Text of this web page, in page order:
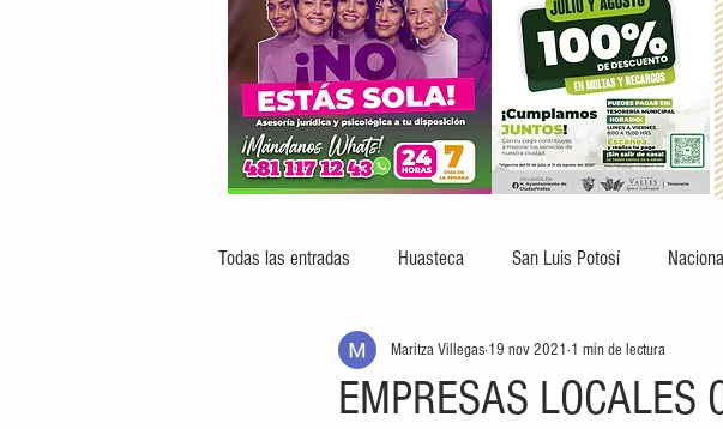
Todas las entradas Huasteca San Luis Potosí
EMPRESAS LOCALES
Maritza Villegas 19 nov 2021 1 min de lectura